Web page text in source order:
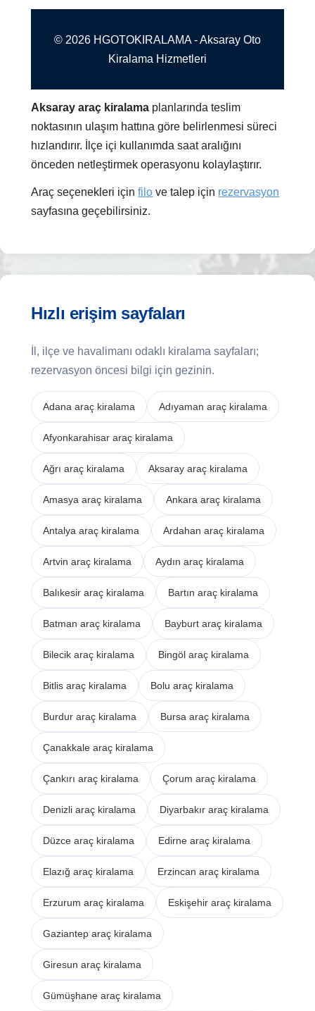
© 2026 HGOTOKIRALAMA - Aksaray Oto
Kiralama Hizmetleri
Aksaray araç kiralama planlarında teslim
noktasının ulaşım hattına göre belirlenmesi süreci
hızlandırır. İlçe içi kullanımda saat aralığını
önceden netleştirmek operasyonu kolaylaştırır.
Araç seçenekleri içinfilo ve talep için rezervasyon
sayfasına geçebilirsiniz.
Hızlı erişim sayfaları
İl, ilçe ve havalimanı odaklı kiralama sayfaları;
rezervasyon öncesi bilgi için gezinin.
Adana araç kiralama Adıyaman araç kiralama
Afyonkarahisar araç kiralama
Ağrı araç kiralama Aksaray araç kiralama
Amasya araç kiralama Ankara araç kiralama
Antalya araç kiralama Ardahan araç kiralama
Artvin araç kiralama Aydın araç kiralama
Balıkesir araç kiralama Bartın araç kiralama
Batman araç kiralama Bayburt araç kiralama
Bilecik araç kiralama Bingöl araç kiralama
Bitlis araç kiralama Bolu araç kiralama
Burdur araç kiralama Bursa araç kiralama
Çanakkale araç kiralama
Çankırı araç kiralama Çorum araç kiralama
Denizli araç kiralama Diyarbakır araç kiralama
Düzce araç kiralama Edirne araç kiralama
Elazığ araç kiralama Erzincan araç kiralama
Erzurum araç kiralama Eskişehir araç kiralama
Gaziantep araç kiralama
Giresun araç kiralama
Gümüşhane araç kiralama